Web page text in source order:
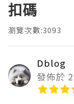
扣碼
瀏覽次數:3093
Dblog
發佈於